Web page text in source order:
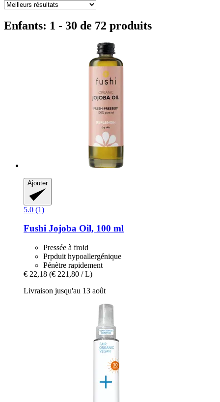
Enfants: 1 - 30 de 72 produits
Ajouter
5.0 (1)
Fushi Jojoba Oil, 100 ml
Pressée à froid
Prpduit hypoallergénique
Pénètre rapidement
€ 22,18 (€ 221,80 / L)
Livraison jusqu'au 13 août